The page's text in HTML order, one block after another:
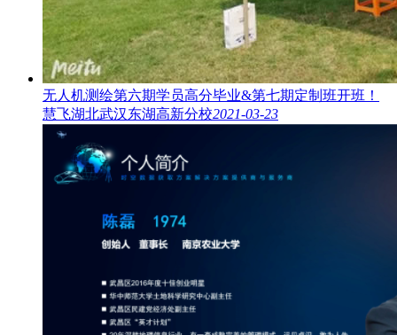
无人机测绘第六期学员高分毕业&第七期定制班开班！
慧飞湖北武汉东湖高新分校2021-03-23